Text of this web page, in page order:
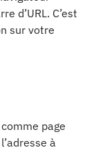
d’URL. C’est
sur votre
page
à